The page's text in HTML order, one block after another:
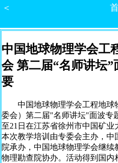
＜
中国地球物理学会工
会 第二届“名师讲坛
要
中国地球物理学会工程地球
委会）第二届"名师讲坛"面波专
至21日在江苏省徐州市中国矿业
本次教学培训由专委会主办，
院承办，中国地球物理学会继
物理勘查院协办。活动得到国内